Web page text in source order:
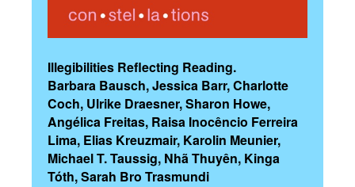
Illegibilities Reflecting Reading.
Barbara Bausch, Jessica Barr, Charlotte
Coch, Ulrike Draesner, Sharon Howe,
Angélica Freitas, Raisa Inocêncio Ferreira
Lima, Elias Kreuzmair, Karolin Meunier,
Michael T. Taussig, Nhã Thuyên, Kinga
Tóth, Sarah Bro Trasmundi